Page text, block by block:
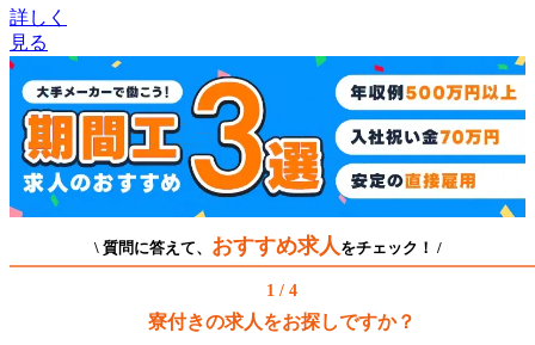
詳しく
見る
\ 質問に答えて、 おすすめ求人 をチェック！ /
1 / 4
寮付きの求人をお探しですか？